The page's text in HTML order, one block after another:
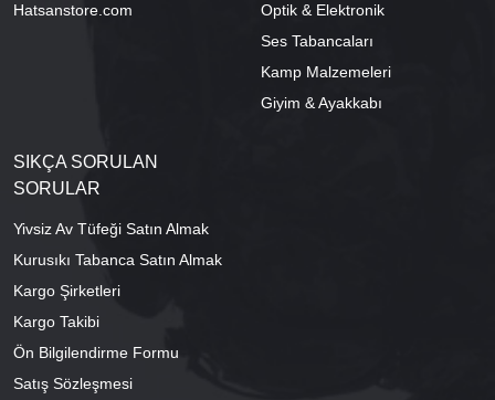
Hatsanstore.com
Optik & Elektronik
Ses Tabancaları
Kamp Malzemeleri
Giyim & Ayakkabı
SIKÇA SORULAN
SORULAR
Yivsiz Av Tüfeği Satın Almak
Kurusıkı Tabanca Satın Almak
Kargo Şirketleri
Kargo Takibi
Ön Bilgilendirme Formu
Satış Sözleşmesi